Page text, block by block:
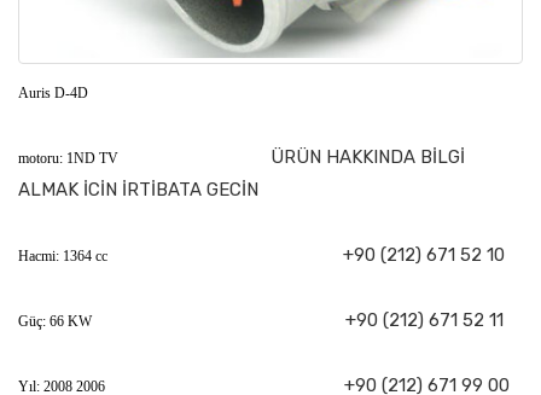
Auris D-4D
motoru: 1ND TV ÜRÜN HAKKINDA BİLGİ
ALMAK İCİN İRTİBATA GECİN
Hacmi: 1364 cc +90 (212) 671 52 10
Güç: 66 KW +90 (212) 671 52 11
Yıl: 2008 2006 +90 (212) 671 99 00